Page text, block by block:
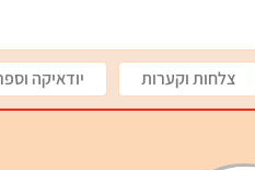
צלחות וקערות יודאיקה